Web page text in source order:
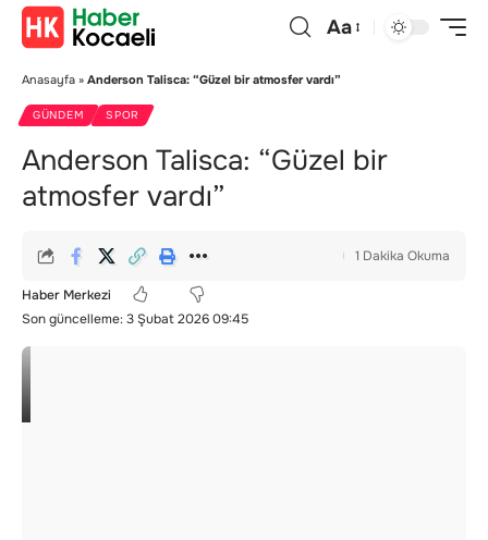
Aa
Anasayfa » Anderson Talisca: “Güzel bir atmosfer vardı”
GÜNDEM SPOR
Anderson Talisca: “Güzel bir
atmosfer vardı”
Son güncelleme: 3 Şubat 2026 09:45
Haber Merkezi
1 Dakika Okuma